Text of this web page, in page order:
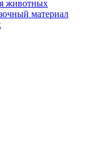
животных
материал